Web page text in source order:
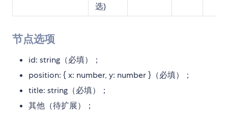
选)
节点选项
id: string（必填）；
position: { x: number, y: number }（必填）；
title: string（必填）；
其他（待扩展）；